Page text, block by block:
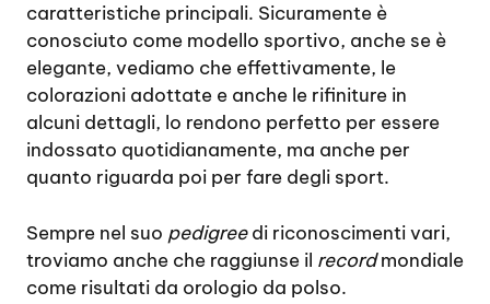
caratteristiche principali. Sicuramente è
conosciuto come modello sportivo, anche se è
elegante, vediamo che effettivamente, le
colorazioni adottate e anche le rifiniture in
alcuni dettagli, lo rendono perfetto per essere
indossato quotidianamente, ma anche per
quanto riguarda poi per fare degli sport.
Sempre nel suo pedigreedi riconoscimenti vari,
troviamo anche che raggiunse il recordmondiale
come risultati da orologio da polso.